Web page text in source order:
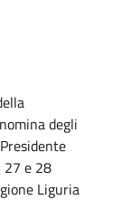
degli
27 e 28
Liguria